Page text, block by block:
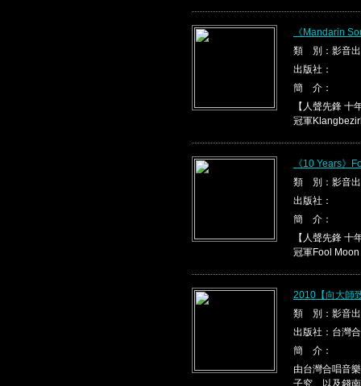
《Mandarin
類 別：影音
出版社：
簡 介：
【人聲先鋒
冠軍
《10 Years》
類 別：影音
出版社：
簡 介：
【人聲先鋒
冠軍Fool
2010【向大師
類 別：影音
出版社：台灣
簡 介：
由台灣合唱音
子究、以及錢